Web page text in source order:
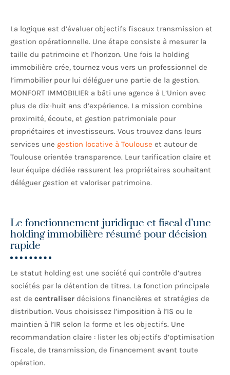
La logique est d’évaluer objectifs fiscaux transmission et
gestion opérationnelle. Une étape consiste à mesurer la
taille du patrimoine et l’horizon. Une fois la holding
immobilière crée, tournez vous vers un professionnel de
l’immobilier pour lui déléguer une partie de la gestion.
MONFORT IMMOBILIER a bâti une agence à L’Union avec
plus de dix‑huit ans d’expérience. La mission combine
proximité, écoute, et gestion patrimoniale pour
propriétaires et investisseurs. Vous trouvez dans leurs
services une gestion locative à Toulouse et autour de
Toulouse orientée transparence. Leur tarification claire et
leur équipe dédiée rassurent les propriétaires souhaitant
déléguer gestion et valoriser patrimoine.
Le fonctionnement juridique et fiscal d’une
holding immobilière résumé pour décision
rapide
Le statut holding est une société qui contrôle d’autres
sociétés par la détention de titres. La fonction principale
est de centraliser décisions financières et stratégies de
distribution. Vous choisissez l’imposition à l’IS ou le
maintien à l’IR selon la forme et les objectifs. Une
recommandation claire : lister les objectifs d’optimisation
fiscale, de transmission, de financement avant toute
opération.